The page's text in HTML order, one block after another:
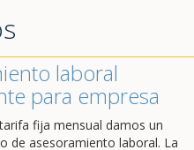
laboral
para empresa
fija mensual damos un
de asesoramiento laboral. La